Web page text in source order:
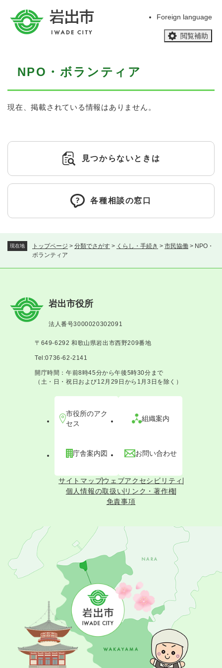
Foreign language
閲覧補助
現在地 トップページ > 分類でさがす > くらし・手続き > 市民協働 > NPO・
ボランティア
NPO・ボランティア
現在、掲載されている情報はありません。
見つからないときは
各種相談の窓口
岩出市役所
法人番号3000020302091
〒649-6292 和歌山県岩出市西野209番地
Tel:0736-62-2141
開庁時間：午前8時45分から午後5時30分まで
（土・日・祝日および12月29日から1月3日を除く）
市役所のアク
セス
組織案内
庁舎案内図 お問い合わせ
サイトマップウェブアクセシビリティ
個人情報の取扱い リンク・著作権
免責事項